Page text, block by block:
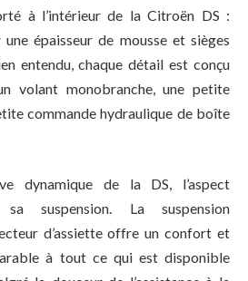
à l’intérieur de la Citroën DS :
épaisseur de mousse et sièges
entendu, chaque détail est conçu
volant monobranche, une petite
commande hydraulique de boîte
dynamique de la DS, l’aspect
suspension. La suspension
d’assiette offre un confort et
à tout ce qui est disponible